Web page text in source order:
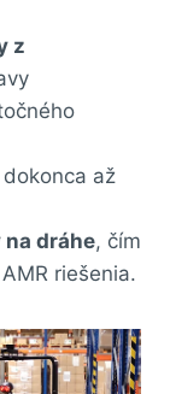
z
dokonca až
dráhe, čím
riešenia.